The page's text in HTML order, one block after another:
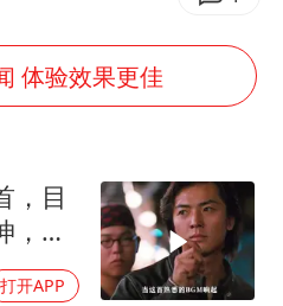
广岛核爆81周年央视播《奥本海默》
宾市高县发生4.9级地震
推出AI发言人“郑小文”
盘：三大指数均涨超1%
蔬菜之乡”最高温达41.8℃
体验效果更佳
，目
，一
打开APP